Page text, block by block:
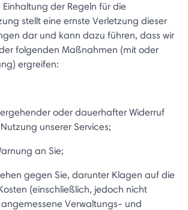
der Regeln für die
stellt eine ernste Verletzung dieser
dar und kann dazu führen, dass wir
folgenden Maßnahmen (mit oder
ergreifen:
oder dauerhafter Widerruf
unserer Services;
an Sie;
gegen Sie, darunter Klagen auf die
(einschließlich, jedoch nicht
Verwaltungs- und